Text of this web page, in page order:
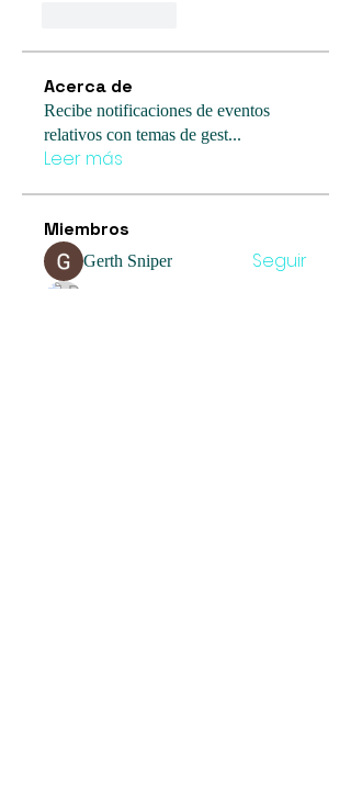
Acerca de
Recibe notificaciones de eventos
relativos con temas de gest...
Leer más
Miembros
Gerth Sniper Seguir